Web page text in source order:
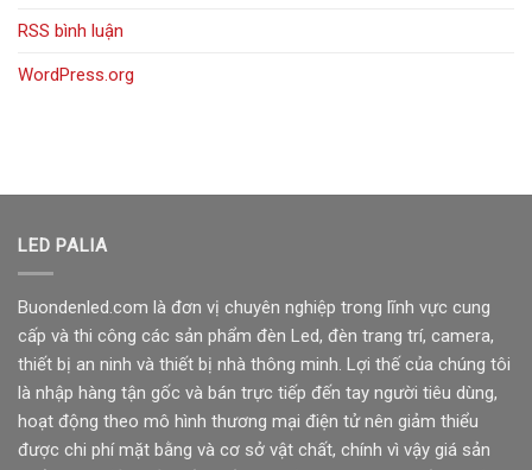
RSS bình luận
WordPress.org
LED PALIA
Buondenled.com là đơn vị chuyên nghiệp trong lĩnh vực cung
cấp và thi công các sản phẩm đèn Led, đèn trang trí, camera,
thiết bị an ninh và thiết bị nhà thông minh. Lợi thế của chúng tôi
là nhập hàng tận gốc và bán trực tiếp đến tay người tiêu dùng,
hoạt động theo mô hình thương mại điện tử nên giảm thiểu
được chi phí mặt bằng và cơ sở vật chất, chính vì vậy giá sản